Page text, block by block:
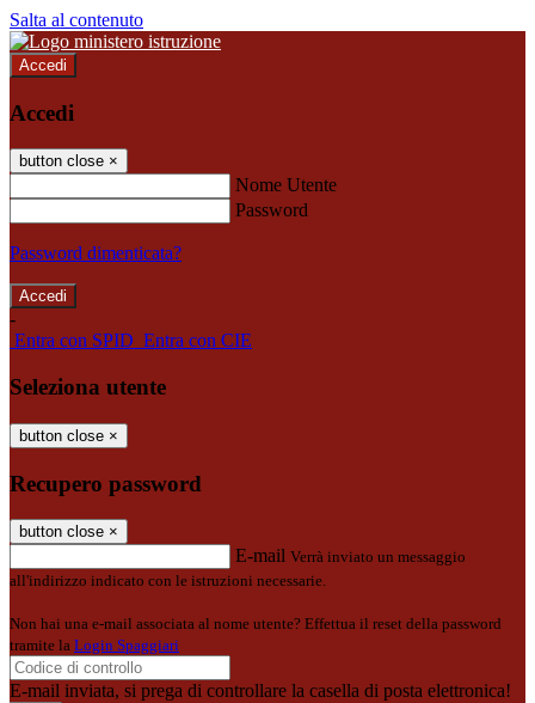
Salta al contenuto
Accedi
Accedi
button close ×
Nome Utente
Password
Password dimenticata?
-
Entra con SPID Entra con CIE
Seleziona utente
button close ×
Recupero password
button close ×
E-mail Verrà inviato un messaggio
all'indirizzo indicato con le istruzioni necessarie.
Non hai una e-mail associata al nome utente? Effettua il reset della password
tramite la Login Spaggiari
E-mail inviata, si prega di controllare la casella di posta elettronica!